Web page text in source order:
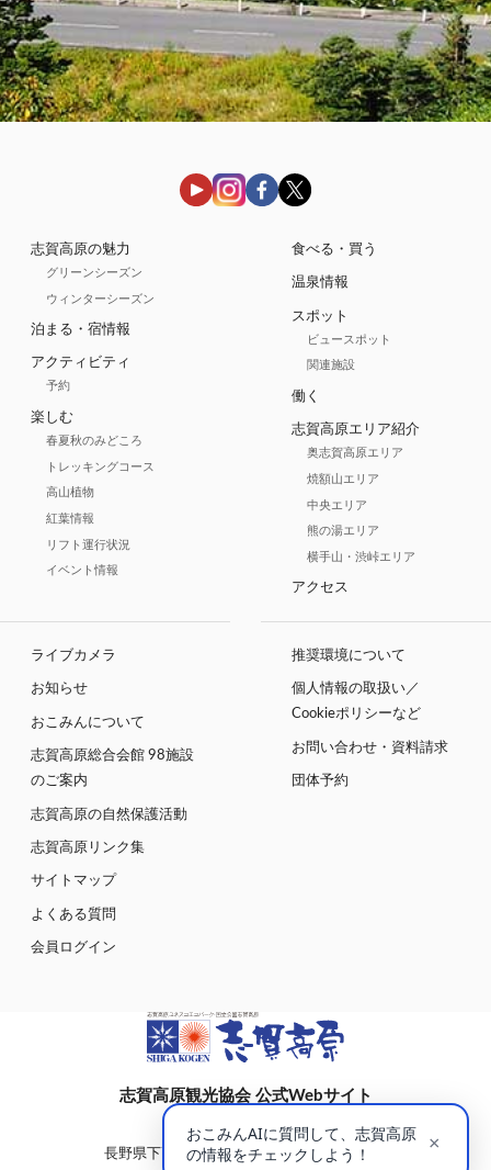
志賀高原の魅力
グリーンシーズン
ウィンターシーズン
泊まる・宿情報
アクティビティ
予約
楽しむ
春夏秋のみどころ
トレッキングコース
高山植物
紅葉情報
リフト運行状況
イベント情報
食べる・買う
温泉情報
スポット
ビュースポット
関連施設
働く
志賀高原エリア紹介
奥志賀高原エリア
焼額山エリア
中央エリア
熊の湯エリア
横手山・渋峠エリア
アクセス
ライブカメラ
お知らせ
おこみんについて
志賀高原総合会館 98施設
のご案内
志賀高原の自然保護活動
志賀高原リンク集
サイトマップ
よくある質問
会員ログイン
推奨環境について
個人情報の取扱い／
Cookieポリシーなど
お問い合わせ・資料請求
団体予約
志賀高原観光協会 公式Webサイト
〒381-0401
長野県下高井郡山ノ内町大字平穏7148(蓮池)